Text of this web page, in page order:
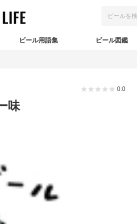
ビール用語集 ビール図鑑
0.0
味